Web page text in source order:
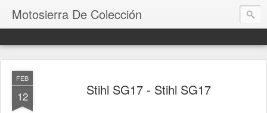
Motosierra De Colección
FEB
12 Stihl SG17 - Stihl SG17